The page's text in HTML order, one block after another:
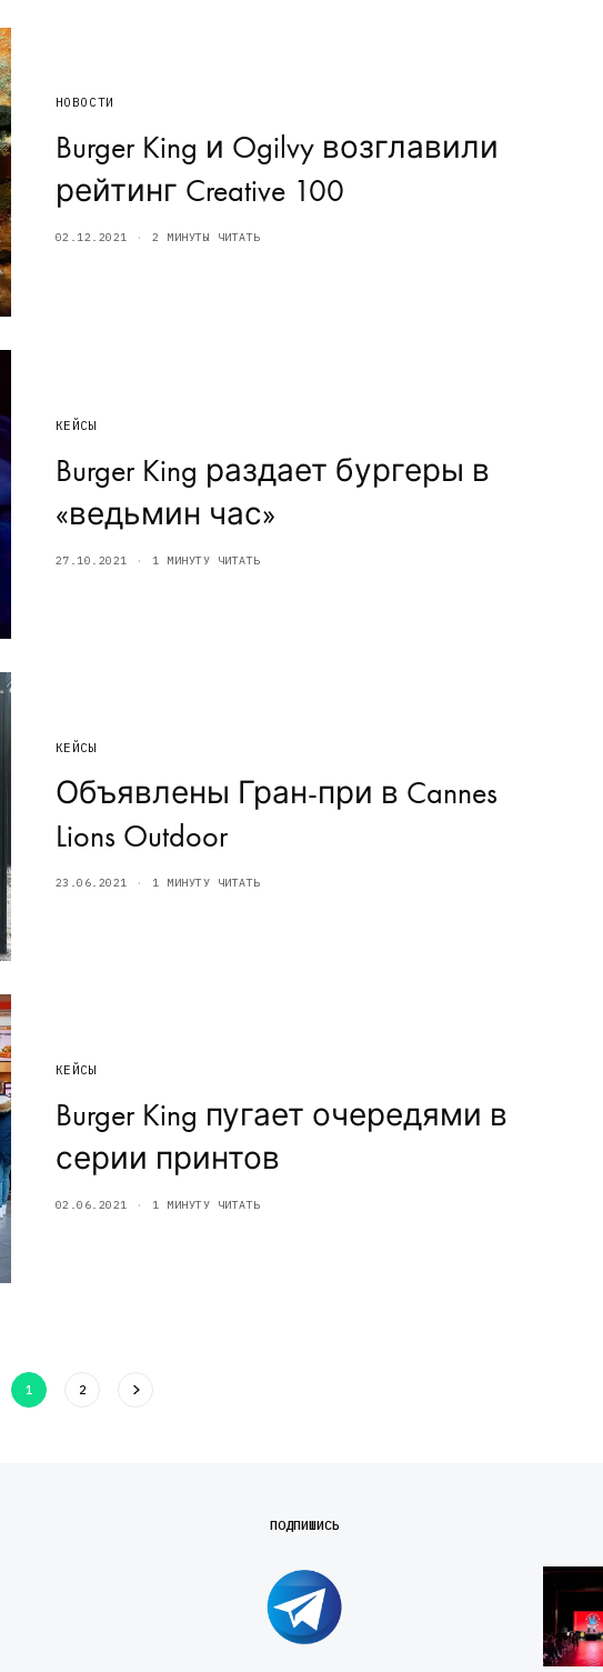
НОВОСТИ
Burger King и Ogilvy возглавили
рейтинг Creative 100
02.12.2021 2 МИНУТЫ ЧИТАТЬ
КЕЙСЫ
Burger King раздает бургеры в
«ведьмин час»
27.10.2021 1 МИНУТУ ЧИТАТЬ
КЕЙСЫ
Объявлены Гран-при в Cannes
Lions Outdoor
23.06.2021 1 МИНУТУ ЧИТАТЬ
КЕЙСЫ
Burger King пугает очередями в
серии принтов
02.06.2021 1 МИНУТУ ЧИТАТЬ
1 2
ПОДПИШИСЬ